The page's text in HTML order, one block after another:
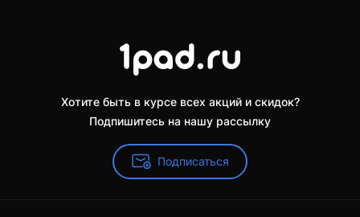
Хотите быть в курсе всех акций и скидок?
Подпишитесь на нашу рассылку
Подписаться